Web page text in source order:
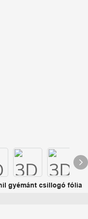
gyémánt csillogó fólia